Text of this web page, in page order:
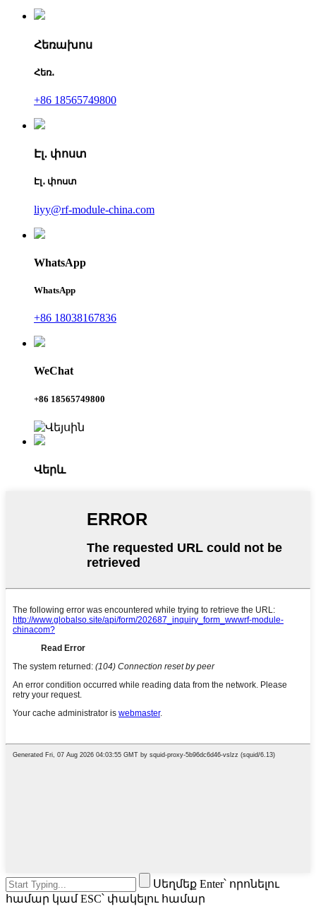
Հեռախոս
Հեռ․
+86 18565749800
Էլ․ փոստ
Էլ․ փոստ
liyy@rf-module-china.com
WhatsApp
WhatsApp
+86 18038167836
WeChat
+86 18565749800
Վերև
Սեղմեք Enter՝ որոնելու
համար կամ ESC՝ փակելու համար